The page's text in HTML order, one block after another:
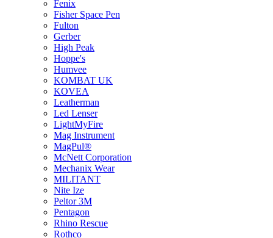
Fenix
Fisher Space Pen
Fulton
Gerber
High Peak
Hoppe's
Humvee
KOMBAT UK
KOVEA
Leatherman
Led Lenser
LightMyFire
Mag Instrument
MagPul®
McNett Corporation
Mechanix Wear
MILITANT
Nite Ize
Peltor 3M
Pentagon
Rhino Rescue
Rothco